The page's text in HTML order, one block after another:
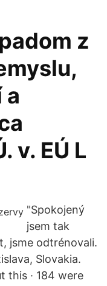
z
a
v. EÚ L
"Spokojený
jsem tak
jsme odtrénovali.
Slovakia.
this · 184 were